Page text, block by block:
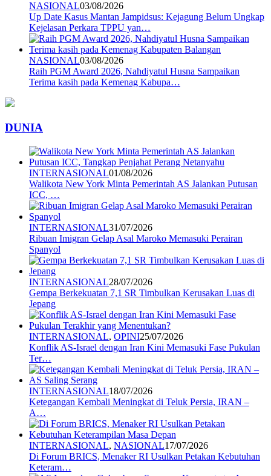
NASIONAL03/08/2026
Up Date Kasus Mantan Jampidsus: Kejagung Belum Ungkap
Kejelasan Perkara TPPU yan…
NASIONAL03/08/2026
Raih PGM Award 2026, Nahdiyatul Husna Sampaikan
Terima kasih pada Kemenag Kabupa…
DUNIA
INTERNASIONAL01/08/2026
Walikota New York Minta Pemerintah AS Jalankan Putusan
ICC, …
INTERNASIONAL31/07/2026
Ribuan Imigran Gelap Asal Maroko Memasuki Perairan
Spanyol
INTERNASIONAL28/07/2026
Gempa Berkekuatan 7,1 SR Timbulkan Kerusakan Luas di
Jepang
INTERNASIONAL, OPINI25/07/2026
Konflik AS-Israel dengan Iran Kini Memasuki Fase Pukulan
Ter…
INTERNASIONAL18/07/2026
Ketegangan Kembali Meningkat di Teluk Persia, IRAN –
A…
INTERNASIONAL, NASIONAL17/07/2026
Di Forum BRICS, Menaker RI Usulkan Petakan Kebutuhan
Keteram…